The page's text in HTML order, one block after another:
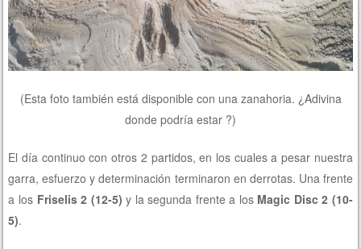
(Esta foto también está disponible con una zanahoria. ¿Adivina
donde podría estar ?)
El día continuo con otros 2 partidos, en los cuales a pesar nuestra
garra, esfuerzo y determinación terminaron en derrotas. Una frente
a los Friselis 2 (12-5) y la segunda frente a los Magic Disc 2 (10-
5).